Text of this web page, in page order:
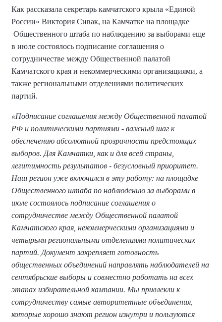
Как рассказала секретарь камчатского крыла «Единой
России» Виктория Сивак, на Камчатке на площадке
Общественного штаба по наблюдению за выборами еще
в июле состоялось подписание соглашения о
сотрудничестве между Общественной палатой
Камчатского края и некоммерческими организациями, а
также региональными отделениями политических
партий.
«Подписание соглашения между Общественной палатой
РФ и политическими партиями - важный шаг к
обеспечению абсолютной прозрачности предстоящих
выборов. Для Камчатки, как и для всей страны,
легитимность результатов - безусловный приоритет.
Наш регион уже включился в эту работу: на площадке
Общественного штаба по наблюдению за выборами в
июле состоялось подписание соглашения о
сотрудничестве между Общественной палатой
Камчатского края, некоммерческими организациями и
четырьмя региональными отделениями политических
партий. Документ закрепляет готовность
общественных объединений направлять наблюдателей на
сентябрьские выборы и совместно работать на всех
этапах избирательной кампании. Мы привлекли к
сотрудничеству самые авторитетные объединения,
которые хорошо знают регион изнутри и пользуются